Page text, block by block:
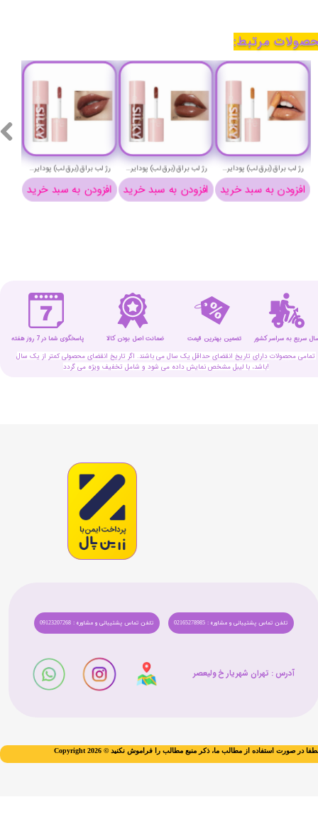
رژ لب براق (برق لب) پودایر شماره 4 - Pudaier silky lip gloss 4
افزودن به سبد خرید
رژ لب براق (برق لب) پودایر شماره 6 - Pudaier silky lip gloss 6
افزودن به سبد خرید
رژ لب براق (برق لب) پودایر شماره 15 - Pudaier silky lip gloss 15
افزودن به سبد خرید
مرتبط:
تمامی محصولات دارای تاریخ انقضای حداقل یک سال می باشند. اگر تاریخ انقضای محصولی کمتر از یک سال
باشد، با لیبل مشخص نمایش داده می شود و شامل تخفیف ویژه می گردد!
ضمانت اصل بودن کالا تضمین بهترین قیمت پاسخگوی شما در 7 روز هفته سریع به سراسر کشور
تلفن تماس پشتیبانی و مشاوره : 09123207268 تلفن تماس پشتیبانی و مشاوره : 02165278985
آدرس : تهران شهریار خ ولیعصر​​​​​​​